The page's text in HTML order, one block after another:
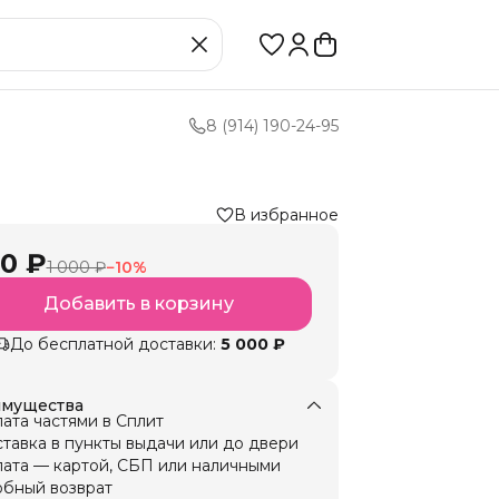
8 (914) 190-24-95
В избранное
₽1 000 ₽−10%
Добавить в корзину
До бесплатной доставки: 5 000 ₽
частями в Сплит
в пункты выдачи или до двери
— картой, СБП или наличными
возврат